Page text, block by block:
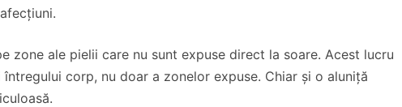
zone ale pielii care nu sunt expuse direct la soare. Acest lucru
corp, nu doar a zonelor expuse. Chiar și o aluniță